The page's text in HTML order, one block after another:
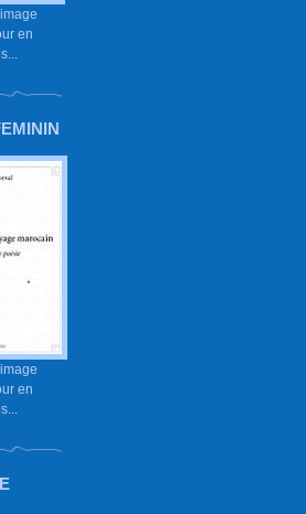
en
en